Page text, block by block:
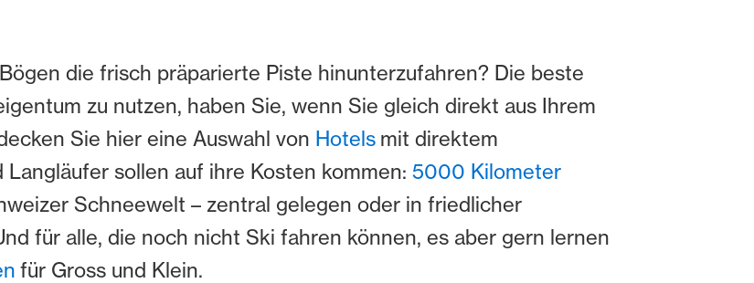
die frisch präparierte Piste hinunterzufahren? Die beste
zu nutzen, haben Sie, wenn Sie gleich direkt aus Ihrem
Sie hier eine Auswahl von Hotels mit direktem
sollen auf ihre Kosten kommen: 5000 Kilometer
Schneewelt – zentral gelegen oder in friedlicher
für alle, die noch nicht Ski fahren können, es aber gern lernen
für Gross und Klein.